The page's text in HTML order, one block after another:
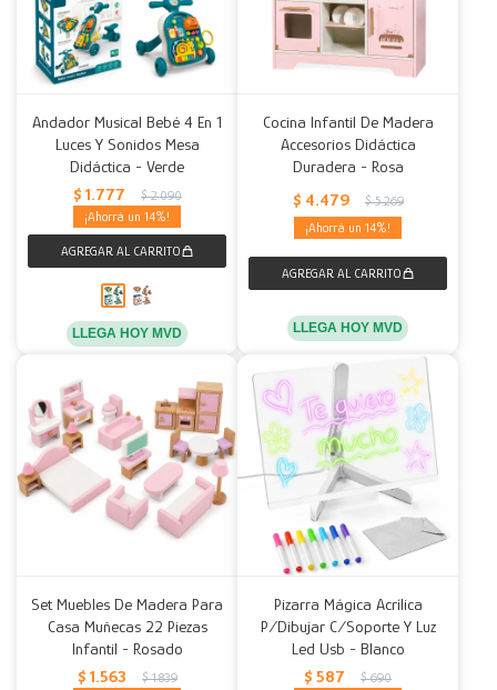
Andador Musical Bebé 4 En 1
Luces Y Sonidos Mesa
Didáctica - Verde
$ 1.777 $ 2.090
14
LLEGA HOY MVD
Cocina Infantil De Madera
Accesorios Didáctica
Duradera - Rosa
$ 4.479 $ 5.269
14
LLEGA HOY MVD
Set Muebles De Madera Para
Casa Muñecas 22 Piezas
Infantil - Rosado
$ 1.563 $ 1.839
Pizarra Mágica Acrílica
P/Dibujar C/Soporte Y Luz
Led Usb - Blanco
$ 587 $ 690